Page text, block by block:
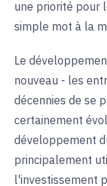
une priorité pour
simple mot à la
Le
nouveau - les
décennies de se
certainement
développement
principalement
l'investissement